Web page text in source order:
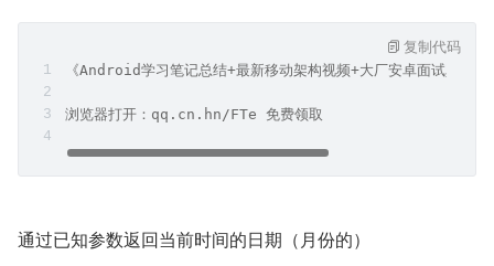
《Android学习笔记总结+最新移动架构视频+大厂安卓面试真题+
浏览器打开：qq.cn.hn/FTe 免费领取
复制代码
通过已知参数返回当前时间的日期（月份的）